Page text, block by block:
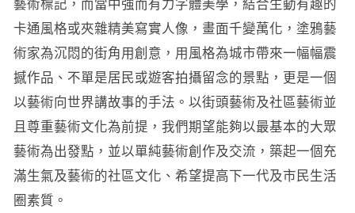
藝術標記，而當中強而有力字體美學，結合生動有趣的
卡通風格或夾雜精美寫實人像，畫面千變萬化，塗鴉藝
術家為沉悶的街角用創意，用風格為城市帶來一幅幅震
撼作品、不單是居民或遊客拍攝留念的景點，更是一個
以藝術向世界講故事的手法。以街頭藝術及社區藝術並
且尊重藝術文化為前提，我們期望能夠以最基本的大眾
藝術為出發點，並以單純藝術創作及交流，築起一個充
滿生氣及藝術的社區文化、希望提高下一代及市民生活
圈素質。